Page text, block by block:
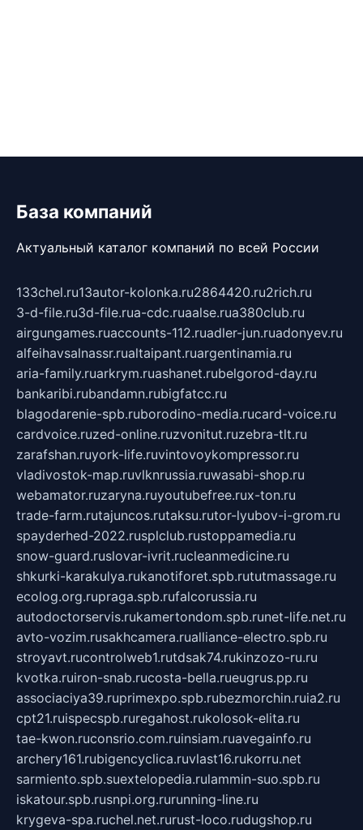
База компаний
Актуальный каталог компаний по всей России
133chel.ru13autor-kolonka.ru2864420.ru2rich.ru
3-d-file.ru3d-file.rua-cdc.ruaalse.rua380club.ru
airgungames.ruaccounts-112.ruadler-jun.ruadonyev.ru
alfeihavsalnassr.rualtaipant.ruargentinamia.ru
aria-family.ruarkrym.ruashanet.rubelgorod-day.ru
bankaribi.rubandamn.rubigfatcc.ru
blagodarenie-spb.ruborodino-media.rucard-voice.ru
cardvoice.ruzed-online.ruzvonitut.ruzebra-tlt.ru
zarafshan.ruyork-life.ruvintovoykompressor.ru
vladivostok-map.ruvlknrussia.ruwasabi-shop.ru
webamator.ruzaryna.ruyoutubefree.rux-ton.ru
trade-farm.rutajuncos.rutaksu.rutor-lyubov-i-grom.ru
spayderhed-2022.rusplclub.rustoppamedia.ru
snow-guard.ruslovar-ivrit.rucleanmedicine.ru
shkurki-karakulya.rukanotiforet.spb.rututmassage.ru
ecolog.org.rupraga.spb.rufalcorussia.ru
autodoctorservis.rukamertondom.spb.runet-life.net.ru
avto-vozim.rusakhcamera.rualliance-electro.spb.ru
stroyavt.rucontrolweb1.rutdsak74.rukinzozo-ru.ru
kvotka.ruiron-snab.rucosta-bella.rueugrus.pp.ru
associaciya39.ruprimexpo.spb.rubezmorchin.ruia2.ru
cpt21.ruispecspb.ruregahost.rukolosok-elita.ru
tae-kwon.ruconsrio.com.ruinsiam.ruavegainfo.ru
archery161.rubigencyclica.ruvlast16.rukorru.net
sarmiento.spb.suextelopedia.rulammin-suo.spb.ru
iskatour.spb.rusnpi.org.rurunning-line.ru
krygeva-spa.ruchel.net.rurust-loco.rudugshop.ru